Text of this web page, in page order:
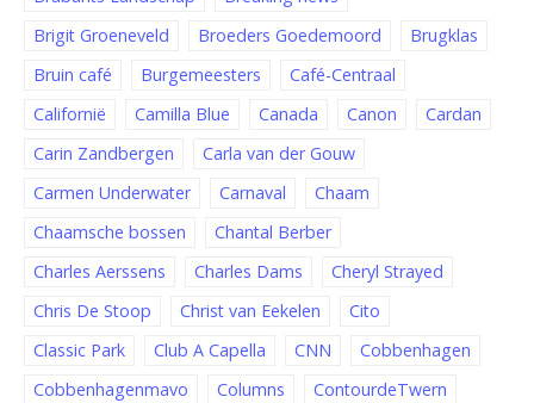
Brigit Groeneveld
Broeders Goedemoord
Brugklas
Bruin café
Burgemeesters
Café-Centraal
Californië
Camilla Blue Canada Canon
Cardan
Carin Zandbergen
Carla van der Gouw
Carmen Underwater
Carnaval
Chaam
Chaamsche bossen
Chantal Berber
Charles Aerssens
Charles Dams
Cheryl Strayed
Chris De Stoop
Christ van Eekelen
Cito
Classic Park
Club A Capella CNN
Cobbenhagen
Cobbenhagenmavo
Columns
ContourdeTwern